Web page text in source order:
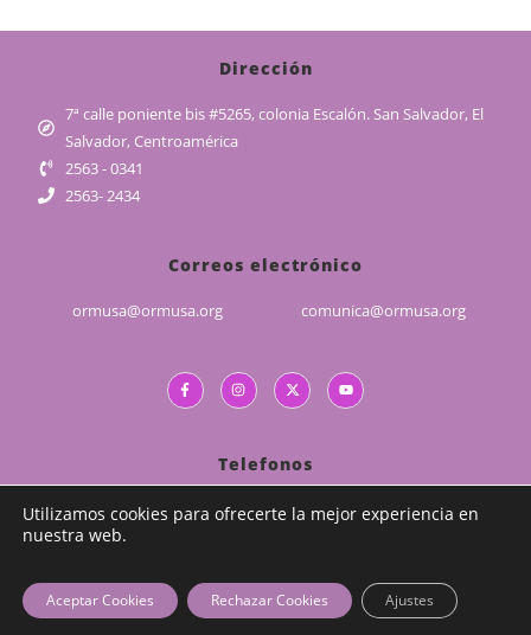
Dirección
7ª calle poniente bis #5265, colonia Escalón. San Salvador, El
Salvador, Centroamérica
2563 - 0341
2563- 2434
Correos electrónico
ormusa@ormusa.org comunica@ormusa.org
Telefonos
(503) 2226 - 5829
(503) 7989 - 1839
Copyright 2026 - ORMUSA
Utilizamos cookies para ofrecerte la mejor experiencia en
nuestra web.
Aceptar Cookies Rechazar Cookies Ajustes